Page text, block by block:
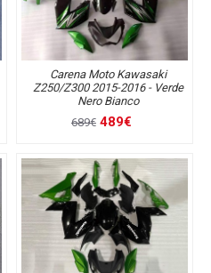
Carena Moto Kawasaki
Z250/Z300 2015-2016 - Verde
Nero Bianco
689€ 489€